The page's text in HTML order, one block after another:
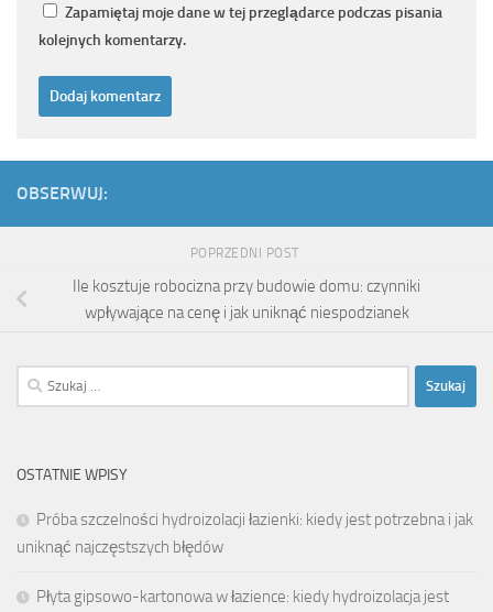
Zapamiętaj moje dane w tej przeglądarce podczas pisania
kolejnych komentarzy.
OBSERWUJ:
POPRZEDNI POST
Ile kosztuje robocizna przy budowie domu: czynniki
wpływające na cenę i jak uniknąć niespodzianek
Szukaj:
OSTATNIE WPISY
Próba szczelności hydroizolacji łazienki: kiedy jest potrzebna i jak
uniknąć najczęstszych błędów
Płyta gipsowo-kartonowa w łazience: kiedy hydroizolacja jest